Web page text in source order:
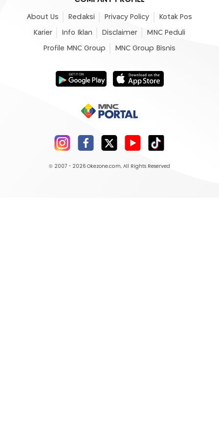
About Us Redaksi Privacy Policy Kotak Pos
Karier Info Iklan Disclaimer MNC Peduli
Profile MNC Group MNC Group Bisnis
© 2007 - 2026 Okezone.com, All Rights Reserved